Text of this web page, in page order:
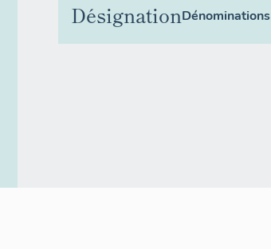
DésignationDénominations